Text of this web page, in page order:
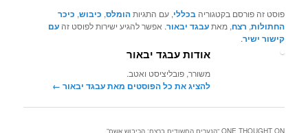
פוסט זה פורסם בקטגוריהבכללי, עם התגיותהומלס, כיבוש, כיכר
החתולות, רצח, מאתעבגד יבאור. אפשר להגיע ישירות לפוסט זהעם
קישור ישיר.
אודות עבגד יבאור
משורר, פובליציסט ואטב.
להציג את כל הפוסטים מאת עבגד יבאור‏ ←
ONE THOUGHT ON “ הנערים החשודים ברצח: הכיבוש אשם”